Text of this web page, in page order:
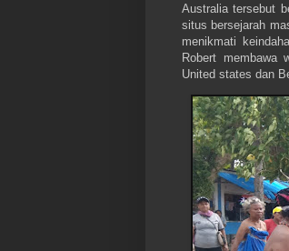
Australia tersebut
situs bersejarah
menikmati
Robert membawa
United states dan